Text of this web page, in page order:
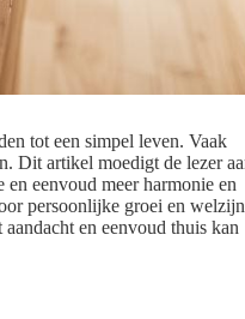
tot een simpel leven. Vaak
Dit artikel moedigt de lezer
eenvoud meer harmonie en
persoonlijke groei en
en eenvoud thuis kan